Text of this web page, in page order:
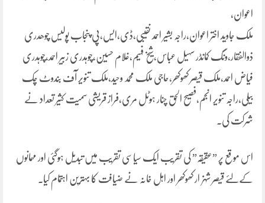
اعوان،
ملک جاوید اختر اعوان،راجہ بشیر احمد نقیبی،ڈی،ایس،پی پنجاب پولیس چوھدری
ذوالفقار،ونگ کمانڈر سہیل عباس،شیخ فہیم،غلام حسین،چوہدری زبیر احمد،چوہدری
فیاض احمد،ملک قیصر کھوکھر،حاجی ملک محمد وحید،ملک تنویر آف بندوٹ چک
بیلی،راجہ تنویر انجم،فصیح الحق چنار ہوٹل مری،فراز قریشی سمیت کثیر تعداد نے
شرکت کی۔
اس موقع پر ”عقیقہ” کی تقریب ایک سیاسی تقریب میں تبدیل ہوگئی اور مہمانوں
کےلئے قیصر شہزار کھوکھر اور اہل خانہ نے ضیافت کا بہترین اہتمام کیا۔